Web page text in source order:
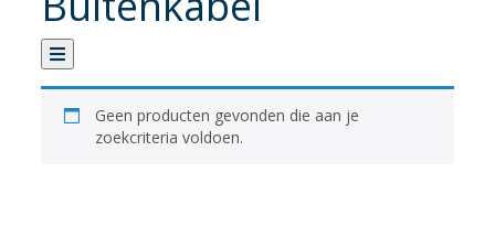
Categorie
Geen producten gevonden die aan je
zoekcriteria voldoen.